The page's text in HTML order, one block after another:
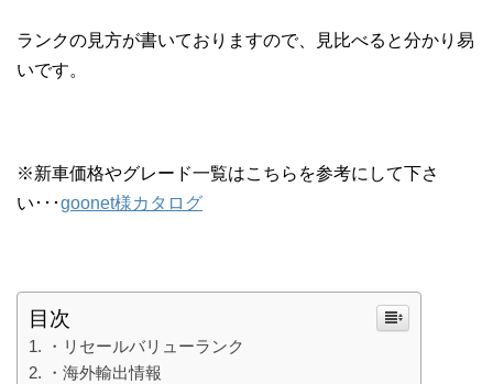
ランクの見方が書いておりますので、見比べると分かり易
いです。
※新車価格やグレード一覧はこちらを参考にして下さ
い･･･goonet様カタログ
目次
・リセールバリューランク
・海外輸出情報